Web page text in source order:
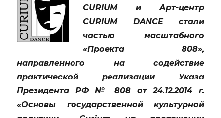
всё
CURIUM и Арт-центр
CURIUM DANCE стали
частью масштабного
«Проекта 808»,
направленного на содействие
практической реализации Указа
Президента РФ № 808 от 24.12.2014 г.
«Основы государственной культурной